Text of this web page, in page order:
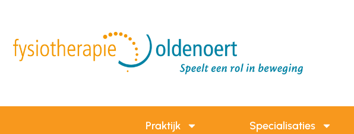
Praktijk Specialisaties